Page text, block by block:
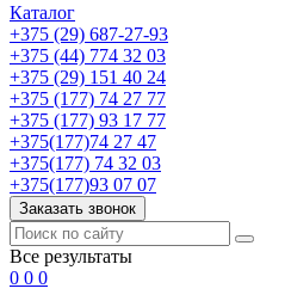
Каталог
+375 (29) 687-27-93
+375 (44) 774 32 03
+375 (29) 151 40 24
+375 (177) 74 27 77
+375 (177) 93 17 77
+375(177)74 27 47
+375(177) 74 32 03
+375(177)93 07 07
Заказать звонок
Все результаты
0 0 0